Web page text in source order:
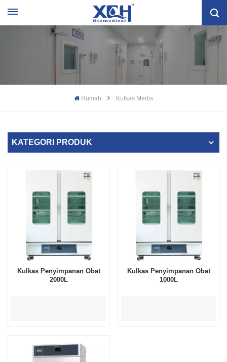
Rumah Kulkas Medis
KATEGORI PRODUK
Kulkas Penyimpanan Obat
2000L
Kulkas Penyimpanan Obat
1000L